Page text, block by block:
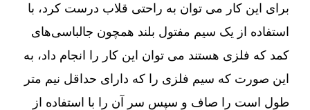
برای این کار می توان به راحتی قلاب درست کرد، با
استفاده از یک سیم مفتول بلند همچون جالباسی‌های
کمد که فلزی هستند می توان این کار را انجام داد، به
این صورت که سیم فلزی را که دارای حداقل نیم متر
طول است را صاف و سپس سر آن را با استفاده از